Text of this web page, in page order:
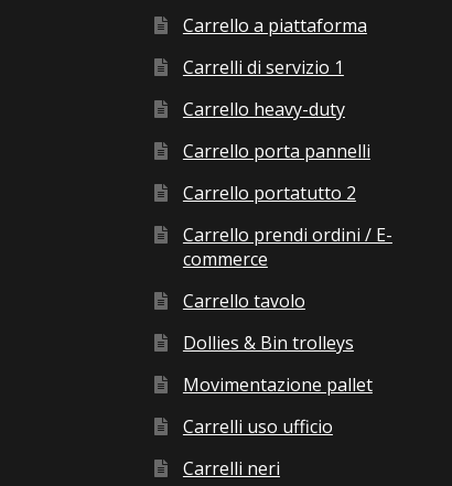
Carrello a piattaforma
Carrelli di servizio 1
Carrello heavy-duty
Carrello porta pannelli
Carrello portatutto 2
Carrello prendi ordini / E-
commerce
Carrello tavolo
Dollies & Bin trolleys
Movimentazione pallet
Carrelli uso ufficio
Carrelli neri